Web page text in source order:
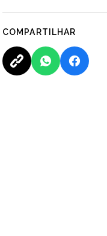
COMPARTILHAR